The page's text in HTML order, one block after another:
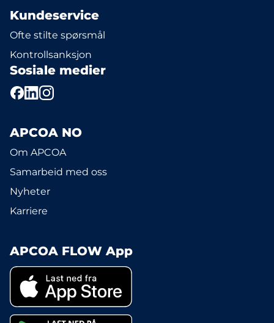
Kundeservice
Ofte stilte spørsmål
Kontrollsanksjon
Sosiale medier
APCOA NO
Om APCOA
Samarbeid med oss
Nyheter
Karriere
APCOA FLOW App